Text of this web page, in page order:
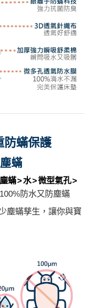
防蟎保護
蟎
塵蟎 > 水 > 微型氣孔 >
防水又防塵蟎
塵蟎孳生，讓你與寶